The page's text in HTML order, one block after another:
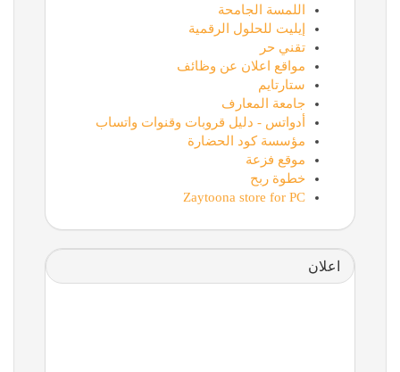
اللمسة الجامحة
إيليت للحلول الرقمية
تقني حر
مواقع اعلان عن وظائف
ستارتايم
جامعة المعارف
أدواتس - دليل قروبات وقنوات واتساب
مؤسسة كود الحضارة
موقع فزعة
خطوة ربح
Zaytoona store for PC
اعلان